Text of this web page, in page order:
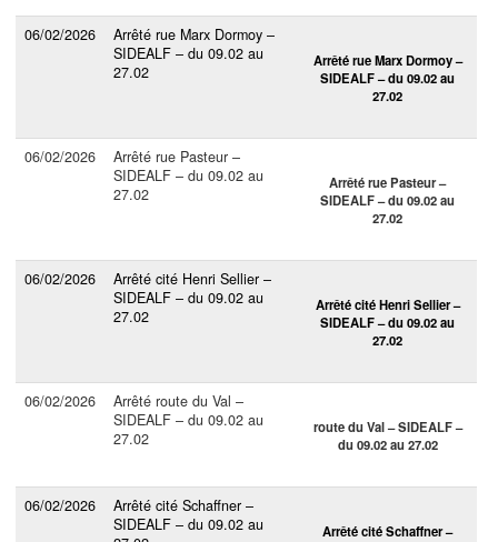
06/02/2026
Arrêté rue Marx Dormoy –
SIDEALF – du 09.02 au
27.02
Arrêté rue Marx Dormoy –
SIDEALF – du 09.02 au
27.02
06/02/2026
Arrêté rue Pasteur –
SIDEALF – du 09.02 au
27.02
Arrêté rue Pasteur –
SIDEALF – du 09.02 au
27.02
06/02/2026
Arrêté cité Henri Sellier –
SIDEALF – du 09.02 au
27.02
Arrêté cité Henri Sellier –
SIDEALF – du 09.02 au
27.02
06/02/2026
Arrêté route du Val –
SIDEALF – du 09.02 au
27.02
route du Val – SIDEALF –
du 09.02 au 27.02
06/02/2026
Arrêté cité Schaffner –
SIDEALF – du 09.02 au
Arrêté cité Schaffner –